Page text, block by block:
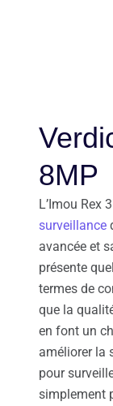
8MP
L’Imou Rex
surveillance
avancée et
présente
termes de
que la
en font un
améliorer la
pour
simplement